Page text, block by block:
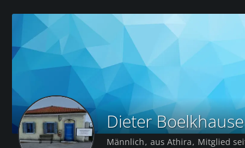
Dieter
Männlich aus Athira
Mitglied